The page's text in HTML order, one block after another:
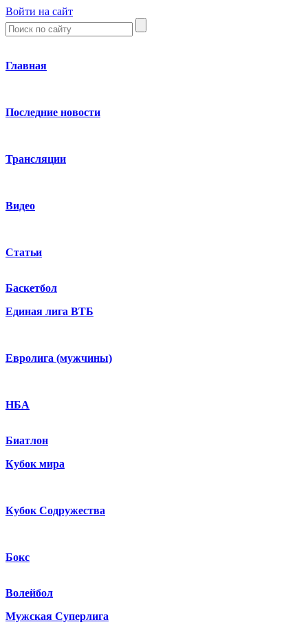
Войти на сайт
Главная
Последние новости
Трансляции
Видео
Статьи
Баскетбол
Единая лига ВТБ
Евролига (мужчины)
НБА
Биатлон
Кубок мира
Кубок Содружества
Бокс
Волейбол
Мужская Суперлига